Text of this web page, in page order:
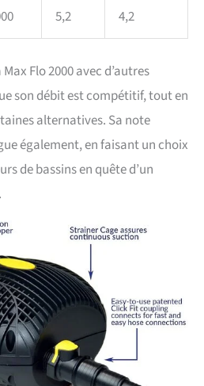
5,2 4,2
Flo 2000 avec d’autres
son débit est compétitif, tout en
alternatives. Sa note
également, en faisant un choix
de bassins en quête d’un